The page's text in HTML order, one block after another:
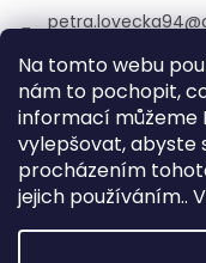
Na tomto webu
nám to pochopit,
informací můžeme
vylepšovat, abyste
procházením
jejich používáním..
petra.lovecka94@
+420 774 131 648
ekochlupac.cz